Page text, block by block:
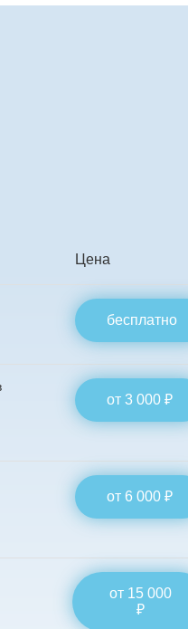
Цена
бесплатно
от 3 000 ₽
от 6 000 ₽
от 15 000
₽